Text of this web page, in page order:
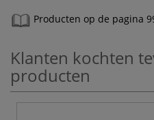
Producten op de pagina
Klanten kochten
producten